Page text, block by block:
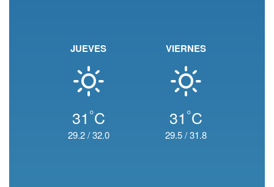
JUEVES
31 °C
29.2/32.0
VIERNES
31 °C
29.5/31.8